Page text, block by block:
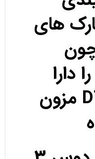
های
دارا
هستند چاپ DTF مزون